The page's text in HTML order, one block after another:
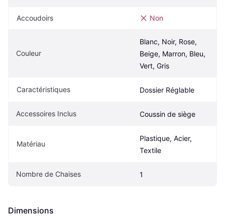
Accoudoirs Non
Couleur
Blanc, Noir, Rose,
Beige, Marron, Bleu,
Vert, Gris
Caractéristiques Dossier Réglable
Accessoires Inclus Coussin de siège
Matériau
Plastique, Acier,
Textile
Nombre de Chaises 1
Dimensions